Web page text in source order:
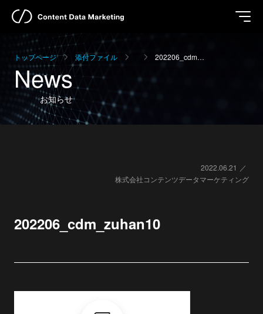
トップページ 添付ファイル 202206_cdm…
News
お知らせ
2022.06.21
株式会社コンテンツデータマーケティング
202206_cdm_zuhan10